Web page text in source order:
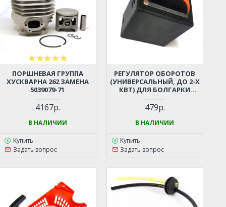
ПОРШНЕВАЯ ГРУППА
ХУСКВАРНА 262 ЗАМЕНА
5039079-71
4167р.
В НАЛИЧИИ
Купить
Задать вопрос
РЕГУЛЯТОР ОБОРОТОВ
(УНИВЕРСАЛЬНЫЙ, ДО 2-Х
КВТ) ДЛЯ БОЛГАРКИ
ЭЛЕКТРОПИЛЫ,
ПЕРФОРАТОРА, ДРЕЛИ И
ПР.
479р.
В НАЛИЧИИ
Купить
Задать вопрос